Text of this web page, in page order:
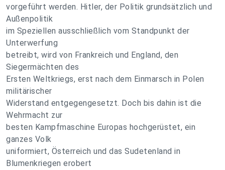
vorgeführt werden. Hitler, der Politik grundsätzlich und
Außenpolitik
im Speziellen ausschließlich vom Standpunkt der
Unterwerfung
betreibt, wird von Frankreich und England, den
Siegermächten des
Ersten Weltkriegs, erst nach dem Einmarsch in Polen
militärischer
Widerstand entgegengesetzt. Doch bis dahin ist die
Wehrmacht zur
besten Kampfmaschine Europas hochgerüstet, ein
ganzes Volk
uniformiert, Österreich und das Sudetenland in
Blumenkriegen erobert